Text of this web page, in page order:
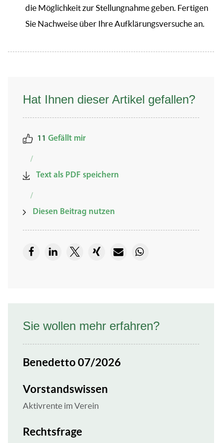
die Möglichkeit zur Stellungnahme geben. Fertigen
Sie Nachweise über Ihre Aufklärungsversuche an.
Hat Ihnen dieser Artikel gefallen?
11 Gefällt mir
/
Text als PDF speichern
/
Diesen Beitrag nutzen
Sie wollen mehr erfahren?
Benedetto 07/2026
Vorstandswissen
Aktivrente im Verein
Rechtsfrage